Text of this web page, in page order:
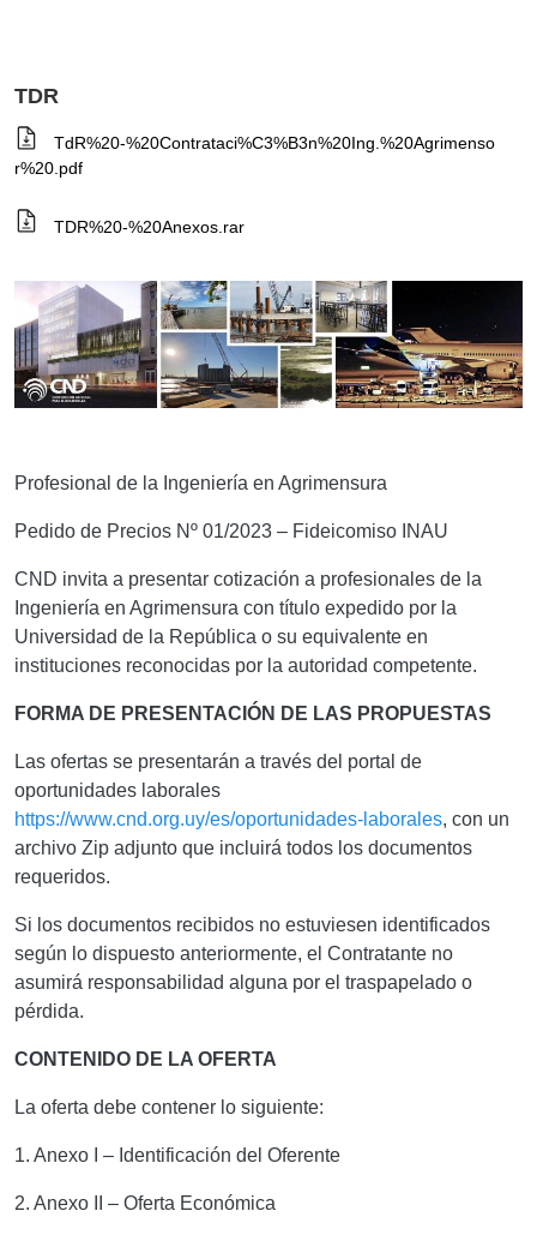
TDR
TdR%20-%20Contrataci%C3%B3n%20Ing.%20Agrimenso
r%20.pdf
TDR%20-%20Anexos.rar
Profesional de la Ingeniería en Agrimensura
Pedido de Precios Nº 01/2023 – Fideicomiso INAU
CND invita a presentar cotización a profesionales de la
Ingeniería en Agrimensura con título expedido por la
Universidad de la República o su equivalente en
instituciones reconocidas por la autoridad competente.
FORMA DE PRESENTACIÓN DE LAS PROPUESTAS
Las ofertas se presentarán a través del portal de
oportunidades laborales
https://www.cnd.org.uy/es/oportunidades-laborales, con un
archivo Zip adjunto que incluirá todos los documentos
requeridos.
Si los documentos recibidos no estuviesen identificados
según lo dispuesto anteriormente, el Contratante no
asumirá responsabilidad alguna por el traspapelado o
pérdida.
CONTENIDO DE LA OFERTA
La oferta debe contener lo siguiente:
1. Anexo I – Identificación del Oferente
2. Anexo II – Oferta Económica